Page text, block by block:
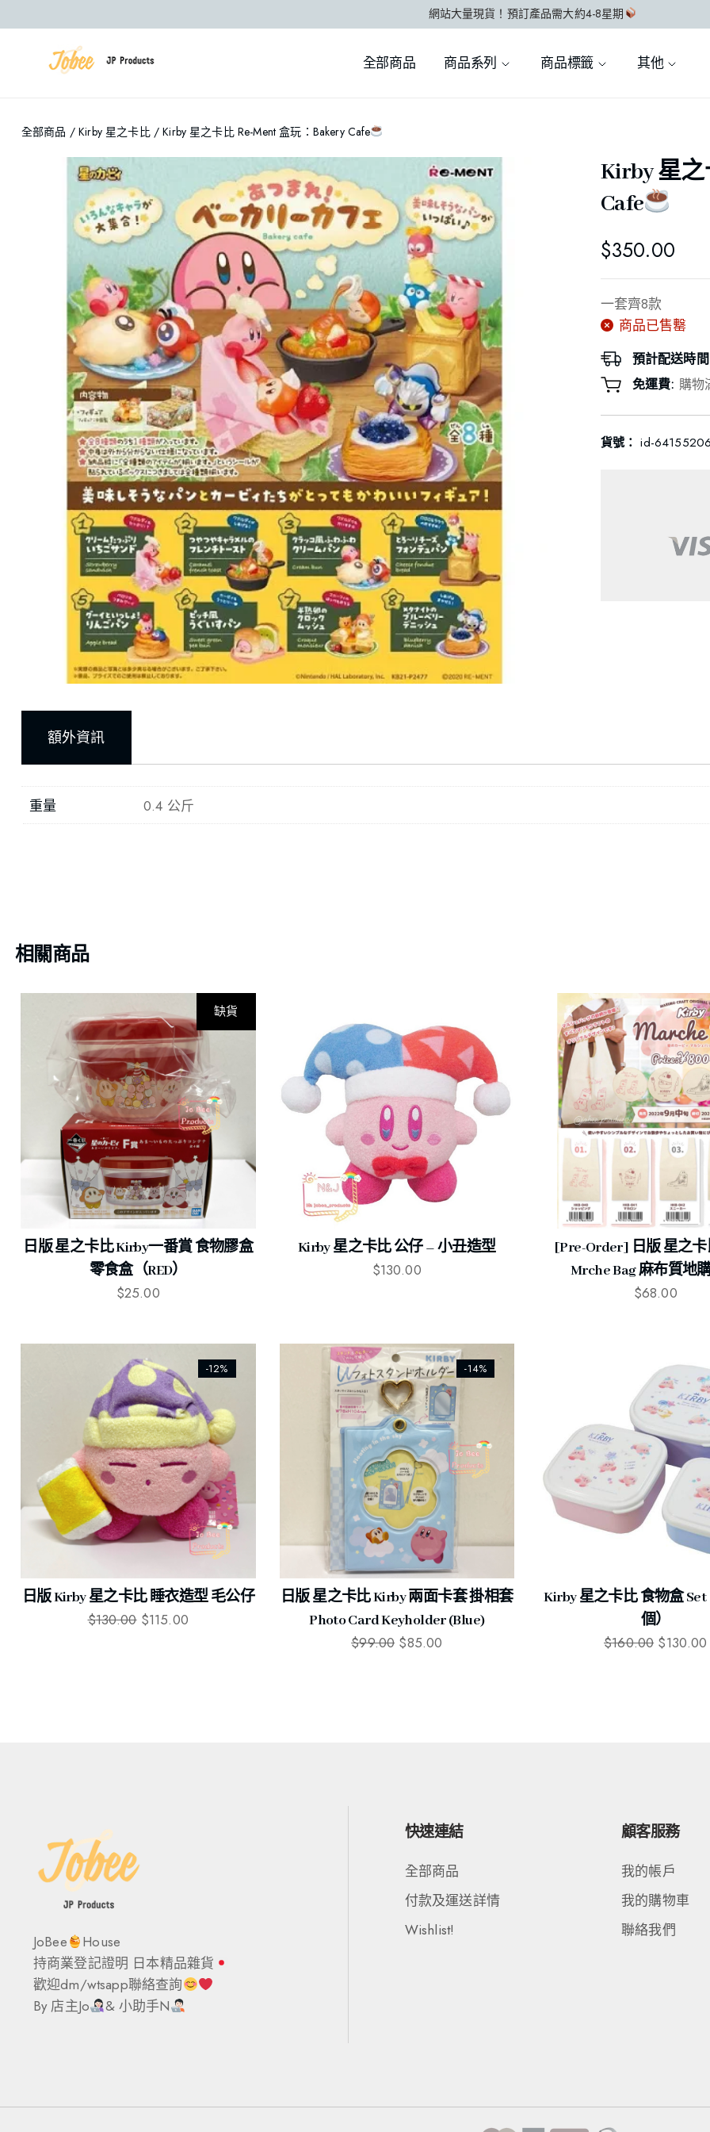
網站大量現貨！預訂產品需大約4-8星期
全部商品 商品系列 商品標籤 其他
全部商品 /Kirby 星之卡比/ Kirby 星之卡比 Re-Ment 盒玩：Bakery Cafe
Kirby 星之
Cafe
$350.00
一套齊8款
商品已售罊
預計配送時
免運費: 購物
貨號：id-
額外資訊
重量 0.4 公斤
相關商品
缺貨
日版 星之卡比 Kirby一番賞 食物膠盒
零食盒（RED）
$25.00
Kirby 星之卡比 公仔 – 小丑造型
$130.00
[Pre-Order] 日版 星之卡
Mrche Bag 麻布質地
$68.00
-12%
日版 Kirby 星之卡比 睡衣造型 毛公仔
$130.00 $115.00
-14%
日版 星之卡比 Kirby 兩面卡套 掛相套
Photo Card Keyholder (Blue)
$99.00 $85.00
Kirby 星之卡比 食物盒
個）
$160.00 $130.00
JoBee
House
持商業登記證明 日本精品雜貨
歡迎dm/wtsapp聯絡查詢
By 店主Jo
& 小助手N
快速連結
全部商品
付款及運送詳情
Wishlist!
顧客服務
我的帳戶
我的購物車
聯絡我們